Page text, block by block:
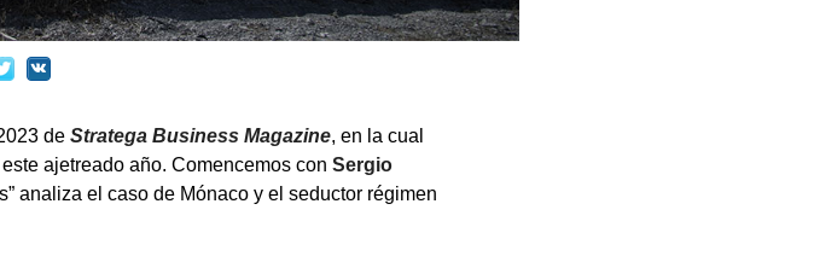
de Stratega Business Magazine, en la cual
ajetreado año. Comencemos con Sergio
analiza el caso de Mónaco y el seductor régimen